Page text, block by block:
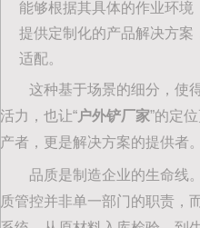
能够根据其具体的作业环境
提供定制化的产品解决方案
适配。
这种基于场景的细分，使
活力，也让“‌户外铲厂家‌”的定
产者，更是解决方案的提供者。
品质是制造企业的生命线
质管控并非单一部门的职责，